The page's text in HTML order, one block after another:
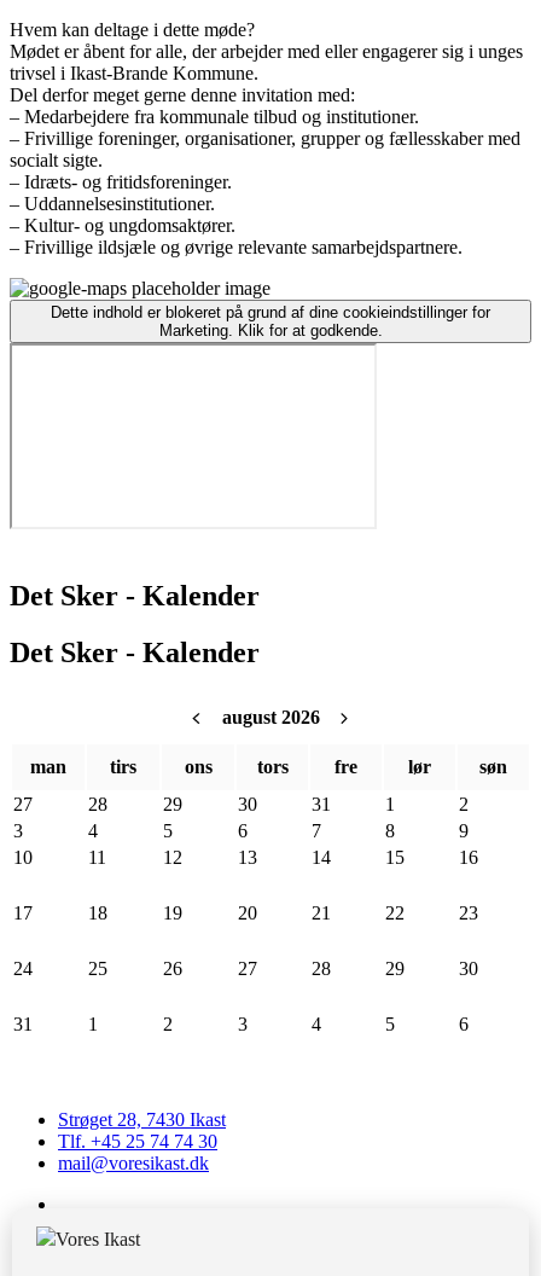
Hvem kan deltage i dette møde?
Mødet er åbent for alle, der arbejder med eller engagerer sig i unges
trivsel i Ikast-Brande Kommune.
Del derfor meget gerne denne invitation med:
– Medarbejdere fra kommunale tilbud og institutioner.
– Frivillige foreninger, organisationer, grupper og fællesskaber med
socialt sigte.
– Idræts- og fritidsforeninger.
– Uddannelsesinstitutioner.
– Kultur- og ungdomsaktører.
– Frivillige ildsjæle og øvrige relevante samarbejdspartnere.
Dette indhold er blokeret på grund af dine cookieindstillinger for
Marketing. Klik for at godkende.
Det Sker - Kalender
Det Sker - Kalender
august 2026
man tirs ons tors fre lør
søn
27
28 29 30 31 1
2
3
4 5 6 7 8
9
10
11 12 13 14 15 16
17 18 19 20 21 22 23
24 25 26 27 28 29 30
31 1 2 3 4 5 6
Strøget 28, 7430 Ikast
Tlf. +45 25 74 74 30
mail@voresikast.dk